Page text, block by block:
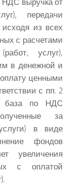
передачи
из всех
с расчетами
услуг),
в денежной и
ценными
с пп. 2
база по НДС
за
в виде
фондов
увеличения
с оплатой